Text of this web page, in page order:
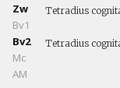
Zw
Tetradius
Bv1
Bv2
Tetradius
Mc
AM